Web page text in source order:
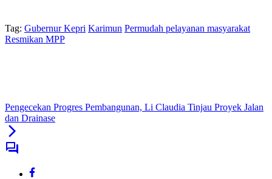
Tag: Gubernur Kepri Karimun Permudah pelayanan masyarakat
Resmikan MPP
Pengecekan Progres Pembangunan, Li Claudia Tinjau Proyek Jalan
dan Drainase